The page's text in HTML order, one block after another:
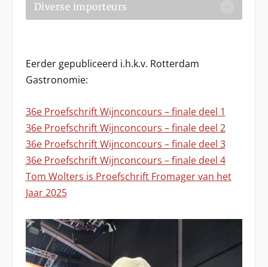
Diverse importeurs
Eerder gepubliceerd i.h.k.v. Rotterdam
Gastronomie:
36e Proefschrift Wijnconcours – finale deel 1
36e Proefschrift Wijnconcours – finale deel 2
36e Proefschrift Wijnconcours – finale deel 3
36e Proefschrift Wijnconcours – finale deel 4
Tom Wolters is Proefschrift Fromager van het
Jaar 2025